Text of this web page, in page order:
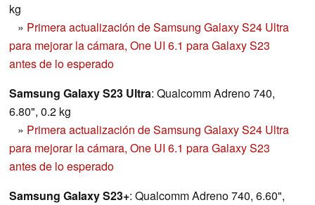
kg
» Primera actualización de Samsung Galaxy S24 Ultra
para mejorar la cámara, One UI 6.1 para Galaxy S23
antes de lo esperado
Samsung Galaxy S23 Ultra: Qualcomm Adreno 740,
6.80", 0.2 kg
» Primera actualización de Samsung Galaxy S24 Ultra
para mejorar la cámara, One UI 6.1 para Galaxy S23
antes de lo esperado
Samsung Galaxy S23+: Qualcomm Adreno 740, 6.60",